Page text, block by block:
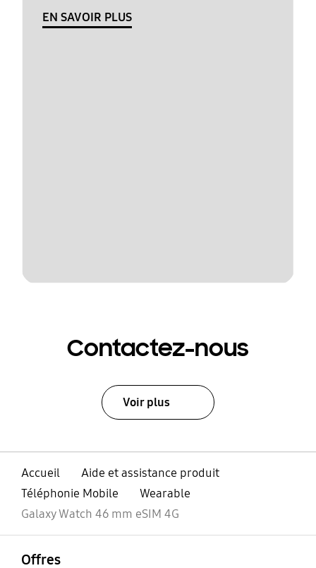
EN SAVOIR PLUS
Contactez-nous
Voir plus
Accueil
Aide et assistance produit
Téléphonie Mobile
Wearable
Galaxy Watch 46 mm eSIM 4G
Offres